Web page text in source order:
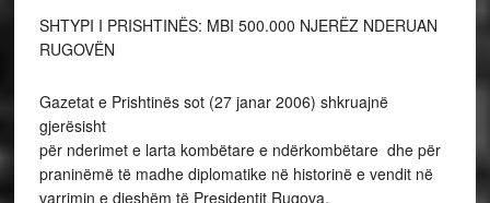
SHTYPI I PRISHTINËS: MBI 500.000 NJERËZ NDERUAN
RUGOVËN
Gazetat e Prishtinës sot (27 janar 2006) shkruajnë
gjerësisht
për nderimet e larta kombëtare e ndërkombëtare dhe për
praninëmë të madhe diplomatike në historinë e vendit në
varrimin e djeshëm të Presidentit Rugova.